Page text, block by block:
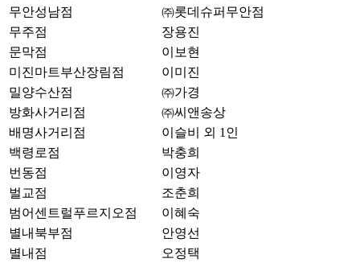
무안성남점
㈜롯데슈퍼무안점
무주점
장용진
문막점
이보현
미진마트부산장림점
이미진
밀양수산점
㈜가경
방화사거리점
㈜씨앤송상
배명사거리점
이슬비 외 1인
백령로점
박충희
번동점
이영자
벌교점
조춘희
범어센트럴푸르지오점
이혜숙
별내북부점
안영선
별내점
오정택